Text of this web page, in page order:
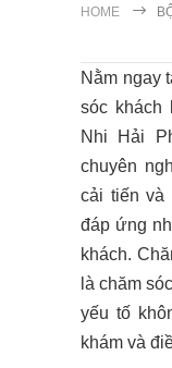
HOME
Nằm ngay
sóc khách
Nhi Hải
chuyên
cải tiến và
đáp ứng
khách.
là chăm
yếu tố
khám và